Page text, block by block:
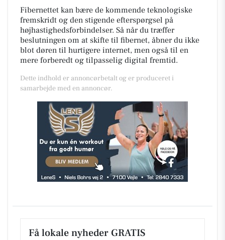
Fibernettet kan bære de kommende teknologiske
fremskridt og den stigende efterspørgsel på
højhastighedsforbindelser. Så når du træffer
beslutningen om at skifte til fibernet, åbner du ikke
blot døren til hurtigere internet, men også til en
mere forberedt og tilpasselig digital fremtid.
Dette indhold er annoncørbetalt og er produceret i
samarbejde med en annoncør.
Få lokale nyheder GRATIS